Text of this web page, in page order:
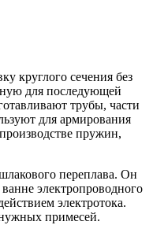
круглого сечения без
для последующей
трубы, части
для армирования
пружин,
переплава. Он
электропроводного
электротока.
примесей.